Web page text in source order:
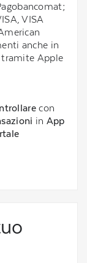
VISA
anche in
Apple
con
in App